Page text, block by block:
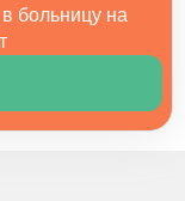
больницу на